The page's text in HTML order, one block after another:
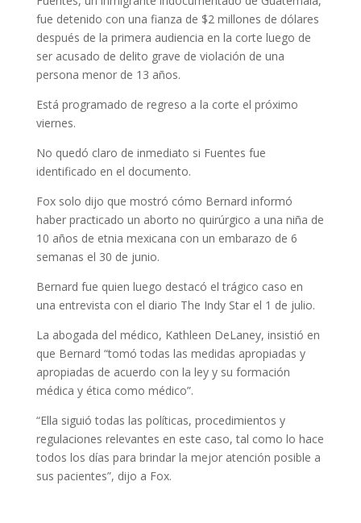
fue detenido con una fianza de $2 millones de dólares
después de la primera audiencia en la corte luego de
ser acusado de delito grave de violación de una
persona menor de 13 años.
Está programado de regreso a la corte el próximo
viernes.
No quedó claro de inmediato si Fuentes fue
identificado en el documento.
Fox solo dijo que mostró cómo Bernard informó
haber practicado un aborto no quirúrgico a una niña de
10 años de etnia mexicana con un embarazo de 6
semanas el 30 de junio.
Bernard fue quien luego destacó el trágico caso en
una entrevista con el diario The Indy Star el 1 de julio.
La abogada del médico, Kathleen DeLaney, insistió en
que Bernard “tomó todas las medidas apropiadas y
apropiadas de acuerdo con la ley y su formación
médica y ética como médico”.
“Ella siguió todas las políticas, procedimientos y
regulaciones relevantes en este caso, tal como lo hace
todos los días para brindar la mejor atención posible a
sus pacientes”, dijo a Fox.